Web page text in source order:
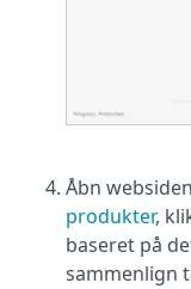
Åbn
produkter,
baseret på
sammenlign